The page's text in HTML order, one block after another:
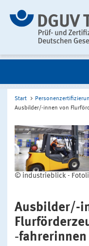
Start
Ausbilder/-innen von
© industrieblick -
Ausbilder/-
‑fahrerinnen